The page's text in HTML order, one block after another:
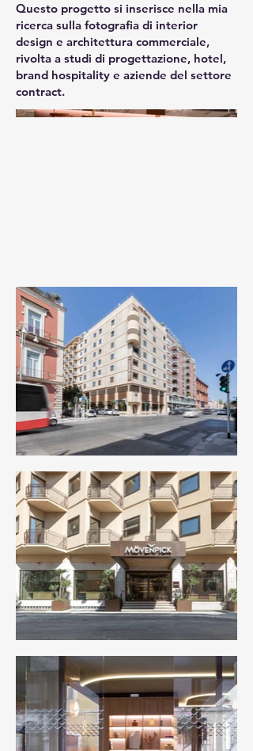
Questo progetto si inserisce nella mia
ricerca sulla fotografia di interior
design e architettura commerciale,
rivolta a studi di progettazione, hotel,
brand hospitality e aziende del settore
contract.